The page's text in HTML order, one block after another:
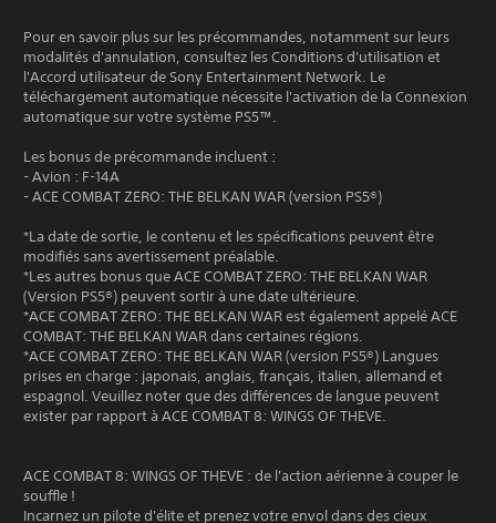
Pour en savoir plus sur les précommandes, notamment sur leurs
modalités d'annulation, consultez les Conditions d'utilisation et
l'Accord utilisateur de Sony Entertainment Network. Le
téléchargement automatique nécessite l'activation de la Connexion
automatique sur votre système PS5™.
Les bonus de précommande incluent :
- Avion : F-14A
- ACE COMBAT ZERO: THE BELKAN WAR (version PS5®)
*La date de sortie, le contenu et les spécifications peuvent être
modifiés sans avertissement préalable.
*Les autres bonus que ACE COMBAT ZERO: THE BELKAN WAR
(Version PS5®) peuvent sortir à une date ultérieure.
*ACE COMBAT ZERO: THE BELKAN WAR est également appelé ACE
COMBAT: THE BELKAN WAR dans certaines régions.
*ACE COMBAT ZERO: THE BELKAN WAR (version PS5®) Langues
prises en charge : japonais, anglais, français, italien, allemand et
espagnol. Veuillez noter que des différences de langue peuvent
exister par rapport à ACE COMBAT 8: WINGS OF THEVE.
ACE COMBAT 8: WINGS OF THEVE : de l'action aérienne à couper le
souffle !
Incarnez un pilote d'élite et prenez votre envol dans des cieux